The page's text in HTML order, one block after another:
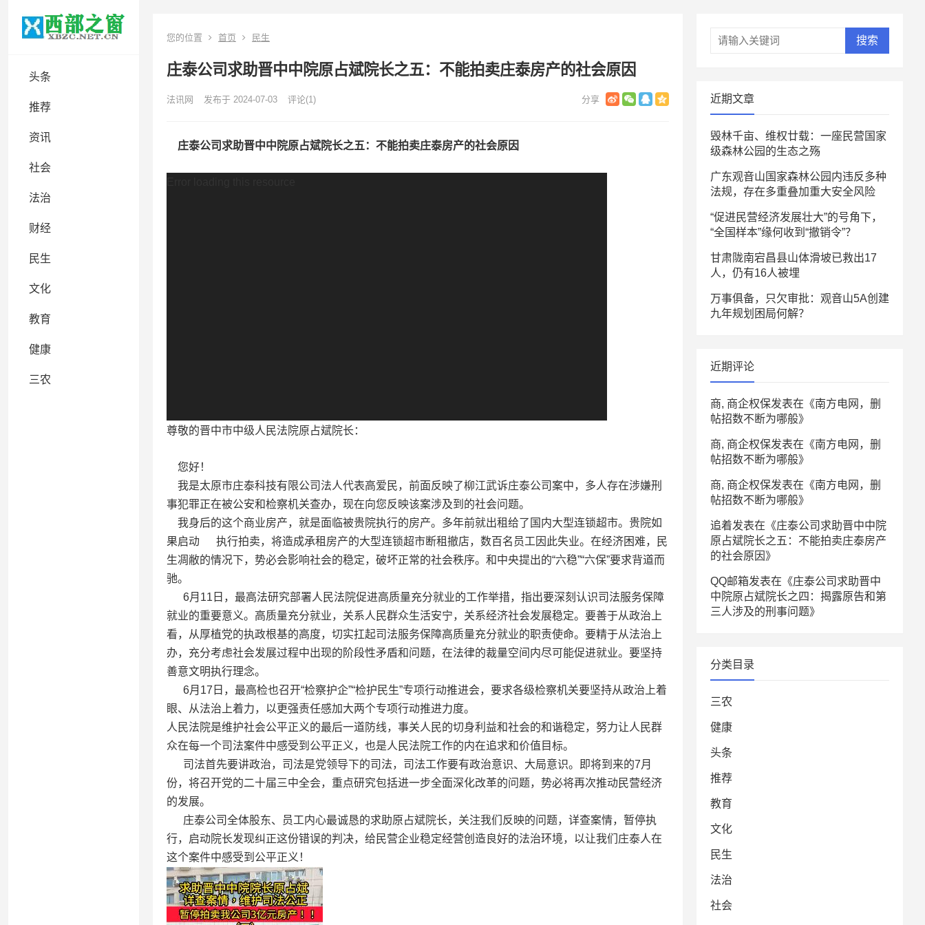
头条
推荐
资讯
社会
法治
财经
民生
文化
教育
健康
三农
您的位置 首页 民生
庄泰公司求助晋中中院原占斌院长之五：不能拍卖庄泰房产的社会原因
法讯网 发布于 2024-07-03 评论(1)
庄泰公司求助晋中中院原占斌院长之五：不能拍卖庄泰房产的社会原因
尊敬的晋中市中级人民法院原占斌院长：
您好！
我是太原市庄泰科技有限公司法人代表高爱民，前面反映了柳江武诉庄泰公司案中，多人存在涉嫌刑
事犯罪正在被公安和检察机关查办，现在向您反映该案涉及到的社会问题。
我身后的这个商业房产，就是面临被贵院执行的房产。多年前就出租给了国内大型连锁超市。贵院如
果启动 执行拍卖，将造成承租房产的大型连锁超市断租撤店，数百名员工因此失业。在经济困难，民
生凋敝的情况下，势必会影响社会的稳定，破坏正常的社会秩序。和中央提出的“六稳”“六保”要求背道而
驰。
6月11日，最高法研究部署人民法院促进高质量充分就业的工作举措，指出要深刻认识司法服务保障
就业的重要意义。高质量充分就业，关系人民群众生活安宁，关系经济社会发展稳定。要善于从政治上
看，从厚植党的执政根基的高度，切实扛起司法服务保障高质量充分就业的职责使命。要精于从法治上
办，充分考虑社会发展过程中出现的阶段性矛盾和问题，在法律的裁量空间内尽可能促进就业。要坚持
善意文明执行理念。
6月17日，最高检也召开“检察护企”“检护民生”专项行动推进会，要求各级检察机关要坚持从政治上着
眼、从法治上着力，以更强责任感加大两个专项行动推进力度。
人民法院是维护社会公平正义的最后一道防线，事关人民的切身利益和社会的和谐稳定，努力让人民群
众在每一个司法案件中感受到公平正义，也是人民法院工作的内在追求和价值目标。
司法首先要讲政治，司法是党领导下的司法，司法工作要有政治意识、大局意识。即将到来的7月
份，将召开党的二十届三中全会，重点研究包括进一步全面深化改革的问题，势必将再次推动民营经济
的发展。
庄泰公司全体股东、员工内心最诚恳的求助原占斌院长，关注我们反映的问题，详查案情，暂停执
行，启动院长发现纠正这份错误的判决，给民营企业稳定经营创造良好的法治环境，以让我们庄泰人在
这个案件中感受到公平正义！
搜索
近期文章
毁林千亩、维权廿载：一座民营国家
级森林公园的生态之殇
广东观音山国家森林公园内违反多种
法规，存在多重叠加重大安全风险
“促进民营经济发展壮大”的号角下，
“全国样本”缘何收到“撤销令”？
甘肃陇南宕昌县山体滑坡已救出17
人，仍有16人被埋
万事俱备，只欠审批：观音山5A创建
九年规划困局何解？
近期评论
商, 商企权保发表在《南方电网，删
帖招数不断为哪般》
商, 商企权保发表在《南方电网，删
帖招数不断为哪般》
商, 商企权保发表在《南方电网，删
帖招数不断为哪般》
追着发表在《庄泰公司求助晋中中院
原占斌院长之五：不能拍卖庄泰房产
的社会原因 》
QQ邮箱发表在《庄泰公司求助晋中
中院原占斌院长之四：揭露原告和第
三人涉及的刑事问题》
分类目录
三农
健康
头条
推荐
教育
文化
民生
法治
社会